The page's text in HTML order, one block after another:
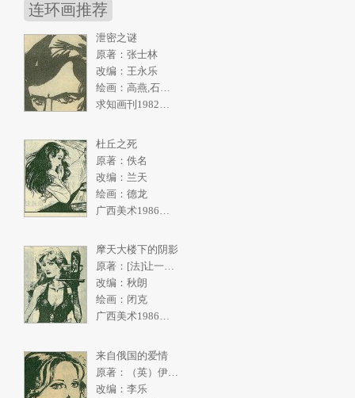
连环画推荐
泄密之谜
原著：张士林
改编：王永乐
绘画：高燕,石奇人
求知画刊1982年2期
杜丘之死
原著：佚名
改编：兰天
绘画：德龙
摩天大楼下的阴影
原著：[法]让一皮埃尔.拉阿里
改编：秋朗
绘画：闭克
广西美术1986年4期
来自俄国的爱情
改编：李乐